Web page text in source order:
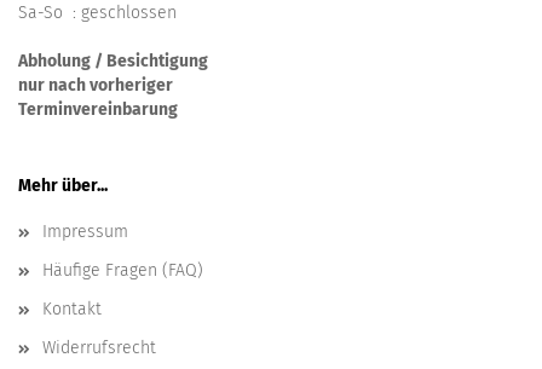
Sa-So : geschlossen
Abholung / Besichtigung
nur nach vorheriger
Terminvereinbarung
Mehr über...
Impressum
Häufige Fragen (FAQ)
Kontakt
Widerrufsrecht